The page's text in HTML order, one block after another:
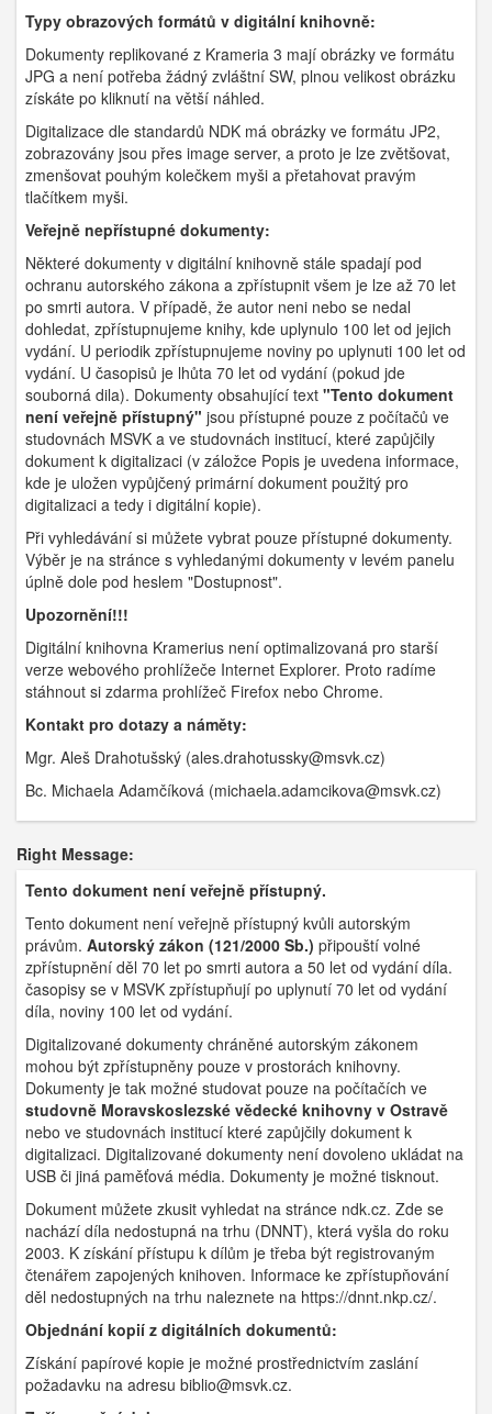
Typy obrazových formátů v digitální knihovně:
Dokumenty replikované z Krameria 3 mají obrázky ve formátu
JPG a není potřeba žádný zvláštní SW, plnou velikost obrázku
získáte po kliknutí na větší náhled.
Digitalizace dle standardů NDK má obrázky ve formátu JP2,
zobrazovány jsou přes image server, a proto je lze zvětšovat,
zmenšovat pouhým kolečkem myši a přetahovat pravým
tlačítkem myši.
Veřejně nepřístupné dokumenty:
Některé dokumenty v digitální knihovně stále spadají pod
ochranu autorského zákona a zpřístupnit všem je lze až 70 let
po smrti autora. V případě, že autor neni nebo se nedal
dohledat, zpřístupnujeme knihy, kde uplynulo 100 let od jejich
vydání. U periodik zpřístupnujeme noviny po uplynuti 100 let od
vydání. U časopisů je lhůta 70 let od vydání (pokud jde
souborná dila). Dokumenty obsahující text "Tento dokument
není veřejně přístupný" jsou přístupné pouze z počítačů ve
studovnách MSVK a ve studovnách institucí, které zapůjčily
dokument k digitalizaci (v záložce Popis je uvedena informace,
kde je uložen vypůjčený primární dokument použitý pro
digitalizaci a tedy i digitální kopie).
Při vyhledávání si můžete vybrat pouze přístupné dokumenty.
Výběr je na stránce s vyhledanými dokumenty v levém panelu
úplně dole pod heslem "Dostupnost".
Upozornění!!!
Digitální knihovna Kramerius není optimalizovaná pro starší
verze webového prohlížeče Internet Explorer. Proto radíme
stáhnout si zdarma prohlížeč Firefox nebo Chrome.
Kontakt pro dotazy a náměty:
Mgr. Aleš Drahotušský (ales.drahotussky@msvk.cz)
Bc. Michaela Adamčíková (michaela.adamcikova@msvk.cz)
Right Message:
Tento dokument není veřejně přístupný.
Tento dokument není veřejně přístupný kvůli autorským
právům. Autorský zákon (121/2000 Sb.) připouští volné
zpřístupnění děl 70 let po smrti autora a 50 let od vydání díla.
časopisy se v MSVK zpřístupňují po uplynutí 70 let od vydání
díla, noviny 100 let od vydání.
Digitalizované dokumenty chráněné autorským zákonem
mohou být zpřístupněny pouze v prostorách knihovny.
Dokumenty je tak možné studovat pouze na počítačích ve
studovně Moravskoslezské vědecké knihovny v Ostravě
nebo ve studovnách institucí které zapůjčily dokument k
digitalizaci. Digitalizované dokumenty není dovoleno ukládat na
USB či jiná paměťová média. Dokumenty je možné tisknout.
Dokument můžete zkusit vyhledat na stránce ndk.cz. Zde se
nachází díla nedostupná na trhu (DNNT), která vyšla do roku
2003. K získání přístupu k dílům je třeba být registrovaným
čtenářem zapojených knihoven. Informace ke zpřístupňování
děl nedostupných na trhu naleznete na https://dnnt.nkp.cz/.
Objednání kopií z digitálních dokumentů:
Získání papírové kopie je možné prostřednictvím zaslání
požadavku na adresu biblio@msvk.cz.